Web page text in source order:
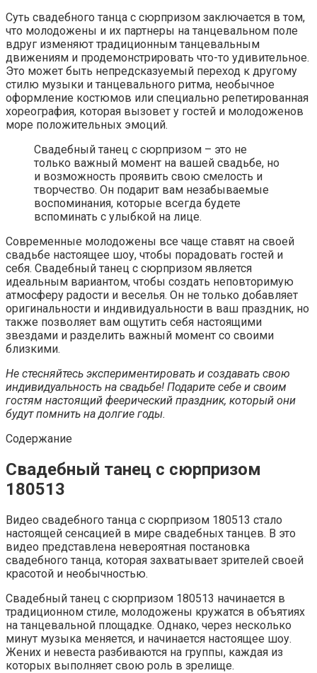
Суть свадебного танца с сюрпризом заключается в том,
что молодожены и их партнеры на танцевальном поле
вдруг изменяют традиционным танцевальным
движениям и продемонстрировать что-то удивительное.
Это может быть непредсказуемый переход к другому
стилю музыки и танцевального ритма, необычное
оформление костюмов или специально репетированная
хореография, которая вызовет у гостей и молодоженов
море положительных эмоций.
Свадебный танец с сюрпризом – это не
только важный момент на вашей свадьбе, но
и возможность проявить свою смелость и
творчество. Он подарит вам незабываемые
воспоминания, которые всегда будете
вспоминать с улыбкой на лице.
Современные молодожены все чаще ставят на своей
свадьбе настоящее шоу, чтобы порадовать гостей и
себя. Свадебный танец с сюрпризом является
идеальным вариантом, чтобы создать неповторимую
атмосферу радости и веселья. Он не только добавляет
оригинальности и индивидуальности в ваш праздник, но
также позволяет вам ощутить себя настоящими
звездами и разделить важный момент со своими
близкими.
Не стесняйтесь экспериментировать и создавать свою
индивидуальность на свадьбе! Подарите себе и своим
гостям настоящий феерический праздник, который они
будут помнить на долгие годы.
Содержание
Свадебный танец с сюрпризом
180513
Видео свадебного танца с сюрпризом 180513 стало
настоящей сенсацией в мире свадебных танцев. В это
видео представлена невероятная постановка
свадебного танца, которая захватывает зрителей своей
красотой и необычностью.
Свадебный танец с сюрпризом 180513 начинается в
традиционном стиле, молодожены кружатся в объятиях
на танцевальной площадке. Однако, через несколько
минут музыка меняется, и начинается настоящее шоу.
Жених и невеста разбиваются на группы, каждая из
которых выполняет свою роль в зрелище.